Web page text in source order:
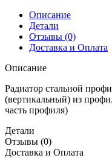
Описание
Детали
Отзывы (0)
Доставка и Оплата
Описание
Радиатор стальной
(вертикальный) из
часть профиля)
Детали
Отзывы (0)
Доставка и Оплата